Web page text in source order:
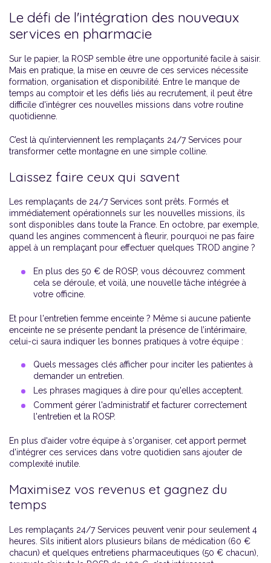
Le défi de l'intégration des nouveaux
services en pharmacie
Sur le papier, la ROSP semble être une opportunité facile à saisir.
Mais en pratique, la mise en œuvre de ces services nécessite
formation, organisation et disponibilité. Entre le manque de
temps au comptoir et les défis liés au recrutement, il peut être
difficile d'intégrer ces nouvelles missions dans votre routine
quotidienne.
C’est là qu’interviennent les remplaçants 24/7 Services pour
transformer cette montagne en une simple colline.
Laissez faire ceux qui savent
Les remplaçants de 24/7 Services sont prêts. Formés et
immédiatement opérationnels sur les nouvelles missions, ils
sont disponibles dans toute la France. En octobre, par exemple,
quand les angines commencent à fleurir, pourquoi ne pas faire
appel à un remplaçant pour effectuer quelques TROD angine ?
En plus des 50 € de ROSP, vous découvrez comment
cela se déroule, et voilà, une nouvelle tâche intégrée à
votre officine.
Et pour l'entretien femme enceinte ? Même si aucune patiente
enceinte ne se présente pendant la présence de l’intérimaire,
celui-ci saura indiquer les bonnes pratiques à votre équipe :
Quels messages clés afficher pour inciter les patientes à
demander un entretien.
Les phrases magiques à dire pour qu'elles acceptent.
Comment gérer l'administratif et facturer correctement
l'entretien et la ROSP.
En plus d'aider votre équipe à s'organiser, cet apport permet
d'intégrer ces services dans votre quotidien sans ajouter de
complexité inutile.
Maximisez vos revenus et gagnez du
temps
Les remplaçants 24/7 Services peuvent venir pour seulement 4
heures. S’ils initient alors plusieurs bilans de médication (60 €
chacun) et quelques entretiens pharmaceutiques (50 € chacun),